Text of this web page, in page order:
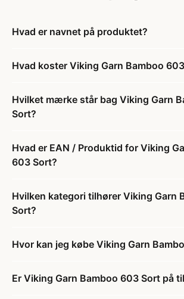
Hvad er navnet på produktet?
Hvad koster Viking Garn Bamboo
Hvilket mærke står bag Viking Garn
Sort?
Hvad er EAN / Produktid for Viking
603 Sort?
Hvilken kategori tilhører Viking Garn
Sort?
Hvor kan jeg købe Viking Garn
Er Viking Garn Bamboo 603 Sort på